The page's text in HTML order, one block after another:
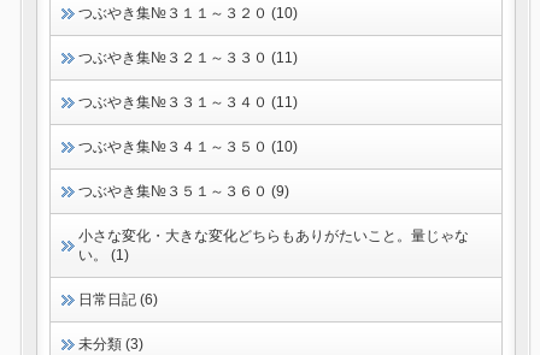
つぶやき集№３１１～３２０ (10)
つぶやき集№３２１～３３０ (11)
つぶやき集№３３１～３４０ (11)
つぶやき集№３４１～３５０ (10)
つぶやき集№３５１～３６０ (9)
小さな変化・大きな変化どちらもありがたいこと。量じゃな
い。 (1)
日常日記 (6)
未分類 (3)